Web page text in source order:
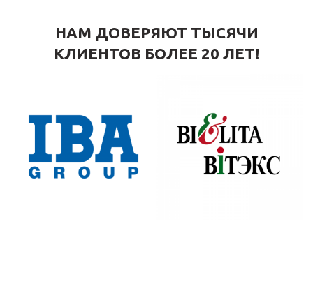
НАМ ДОВЕРЯЮТ ТЫСЯЧИ
КЛИЕНТОВ БОЛЕЕ 20 ЛЕТ!